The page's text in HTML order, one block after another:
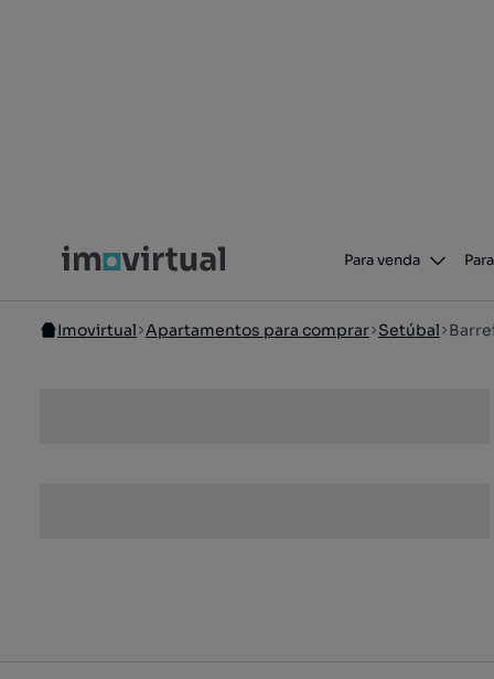
Para venda
Imovirtual Apartamentos para comprar Setúbal